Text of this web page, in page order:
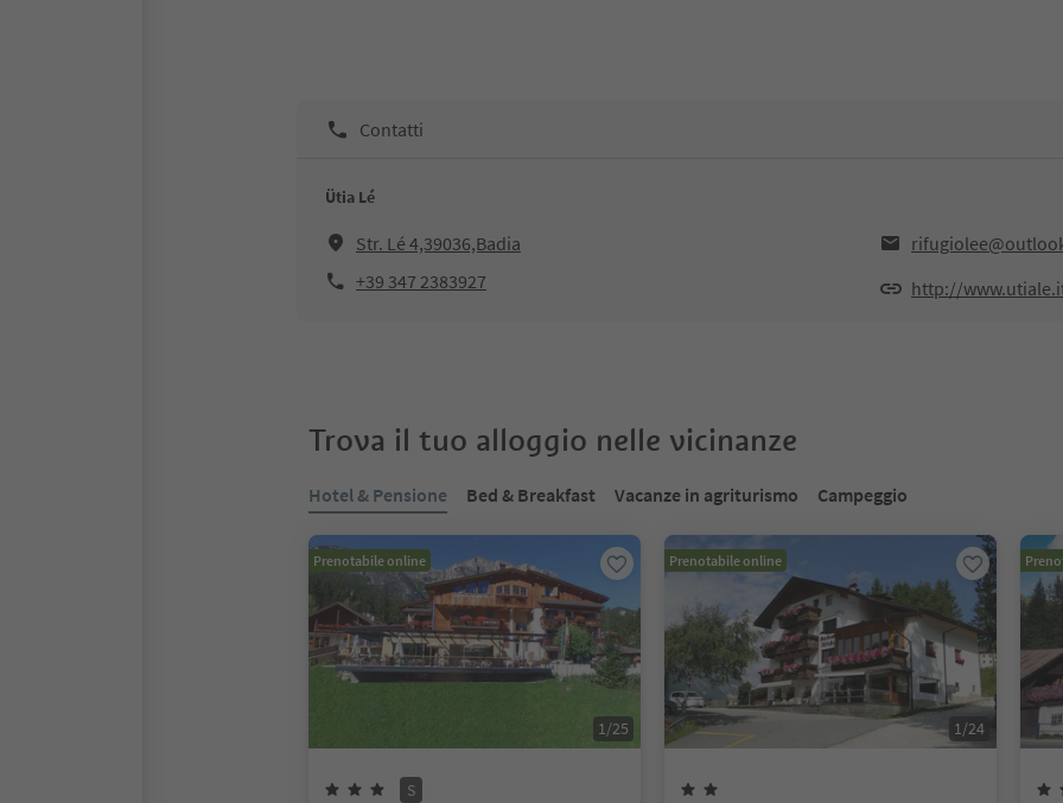
Contatti
Ütia Lé
Str. Lé 4,39036,Badia
+39 347 2383927
http://
Trova il tuo alloggio nelle vicinanze
Hotel & Pensione Bed & Breakfast Vacanze in agriturismo Campeggio
Prenotabile online
1/25
S
Prenotabile online
1/24